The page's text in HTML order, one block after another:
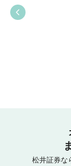
松井証券な